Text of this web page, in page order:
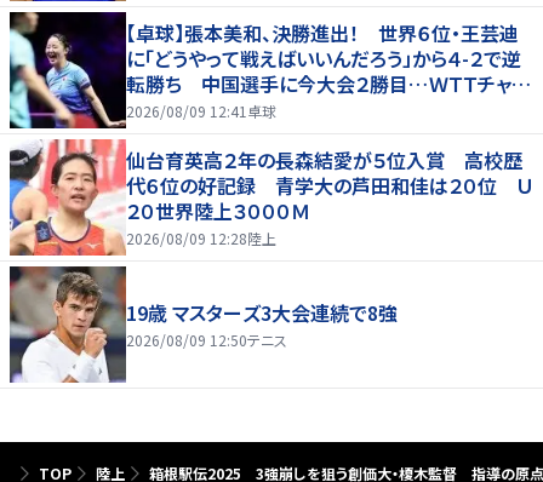
【卓球】張本美和、決勝進出！ 世界６位・王芸迪
に「どうやって戦えばいいんだろう」から４-２で逆
転勝ち 中国選手に今大会２勝目…ＷＴＴチャン
ピオンズ横浜
2026/08/09 12:41 卓球
仙台育英高２年の長森結愛が５位入賞 高校歴
代６位の好記録 青学大の芦田和佳は２０位 Ｕ
２０世界陸上３０００Ｍ
2026/08/09 12:28陸上
19歳 マスターズ3大会連続で8強
2026/08/09 12:50テニス
TOP 陸上 箱根駅伝2025 3強崩しを狙う創価大・榎木監督 指導の原